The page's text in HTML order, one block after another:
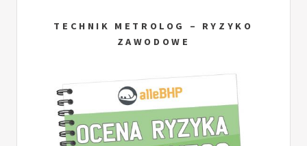
TECHNIK METROLOG – RYZYKO
ZAWODOWE